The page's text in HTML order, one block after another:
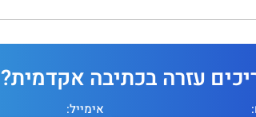
עזרה בכתיבה אקדמית?
אימייל: